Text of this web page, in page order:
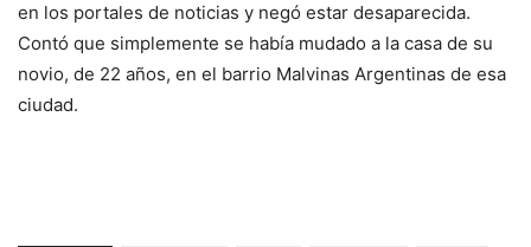
en los portales de noticias y negó estar desaparecida.
Contó que simplemente se había mudado a la casa de su
novio, de 22 años, en el barrio Malvinas Argentinas de esa
ciudad.